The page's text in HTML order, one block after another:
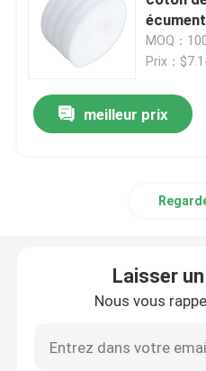
Panneau de laine de verre
Panneau sandwich en
Panneau de laine de roche
MOQ：
Prix：
meilleur prix
Laisser
Nous vous